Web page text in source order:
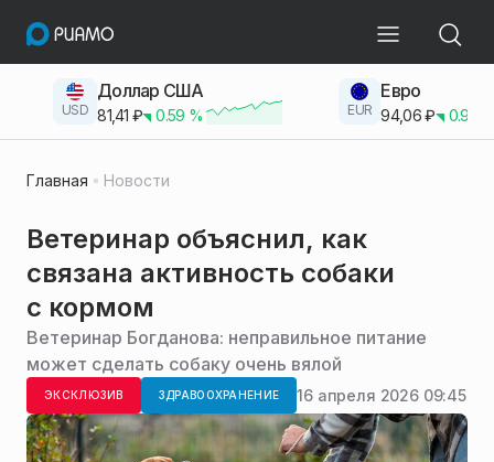
USD
Доллар США
81,41 ₽ 0.59 % EUR
Евро
94,06₽ 0.93
Главная Новости
Ветеринар объяснил, как
связана активность собаки
с кормом
Ветеринар Богданова: неправильное питание
может сделать собаку очень вялой
ЭКСКЛЮЗИВ ЗДРАВООХРАНЕНИЕ 16 апреля 2026 09:45